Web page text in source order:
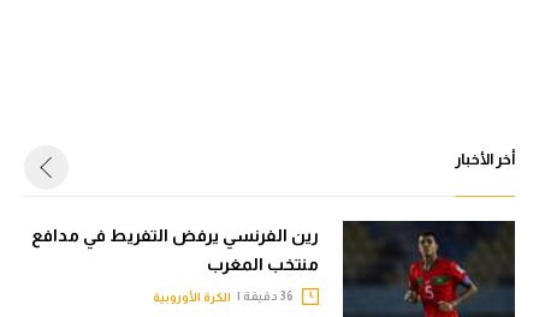
أخر الأخبار
رين الفرنسي يرفض التفريط في مدافع
منتخب المغرب
الكرة الأوروبية